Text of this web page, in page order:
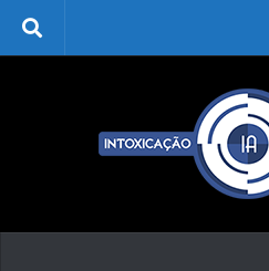
Skip to content